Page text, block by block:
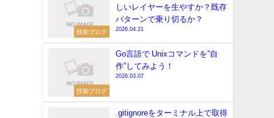
技術ブログ
しいレイヤーを生やすか？既存
パターンで乗り切るか？
2026.04.21
技術ブログ
Go言語で Unixコマンドを”自
作”してみよう！
2026.03.07
.gitignoreをターミナル上で取得